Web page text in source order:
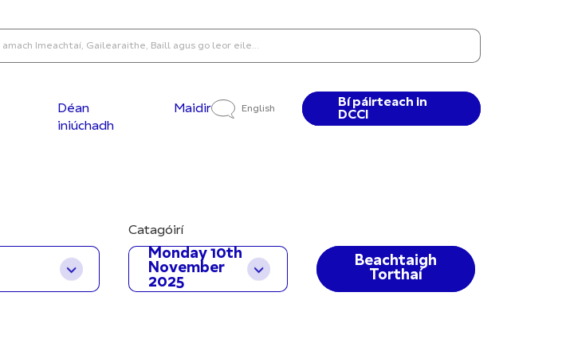
Déan
iniúchadh
Maidir English
Bí páirteach in
DCCI
Catagóirí
Monday 10th
November
2025
Beachtaigh
Torthaí